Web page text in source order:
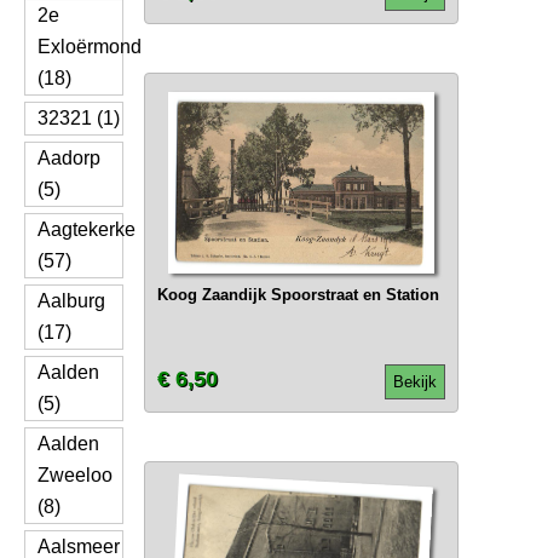
2e
Exloërmond
(18)
32321 (1)
Aadorp
(5)
Aagtekerke
(57)
Aalburg
(17)
Aalden
(5)
Aalden
Zweeloo
(8)
Aalsmeer
Koog Zaandijk Spoorstraat en Station
Bekijk
€ 6,50